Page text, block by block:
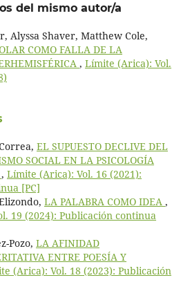
del mismo autor/a
Alyssa Shaver, Matthew Cole,
COMO FALLA DE LA
, Límite (Arica): Vol.
EL SUPUESTO DECLIVE DEL
SOCIAL EN LA PSICOLOGÍA
, Límite (Arica): Vol. 16 (2021):
[PC]
LA PALABRA COMO IDEA ,
19 (2024): Publicación continua
Pozo, LA AFINIDAD
ENTRE POESÍA Y
(Arica): Vol. 18 (2023): Publicación